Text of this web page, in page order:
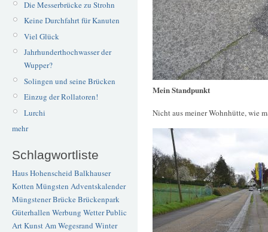
Die Messerbrücke zu Strohn
Keine Durchfahrt für Kanuten
Viel Glück
Jahrhunderthochwasser der
Wupper?
Solingen und seine Brücken
Einzug der Rollatoren!
Lurchi
mehr
Schlagwortliste
Haus Hohenscheid Balkhauser
Kotten Müngsten Adventskalender
Müngstener BrückeBrückenpark
Güterhallen Werbung WetterPublic
ArtKunstAm Wegesrand Winter
Mein Standpunkt
Nicht aus meiner Wohnhütte, wie